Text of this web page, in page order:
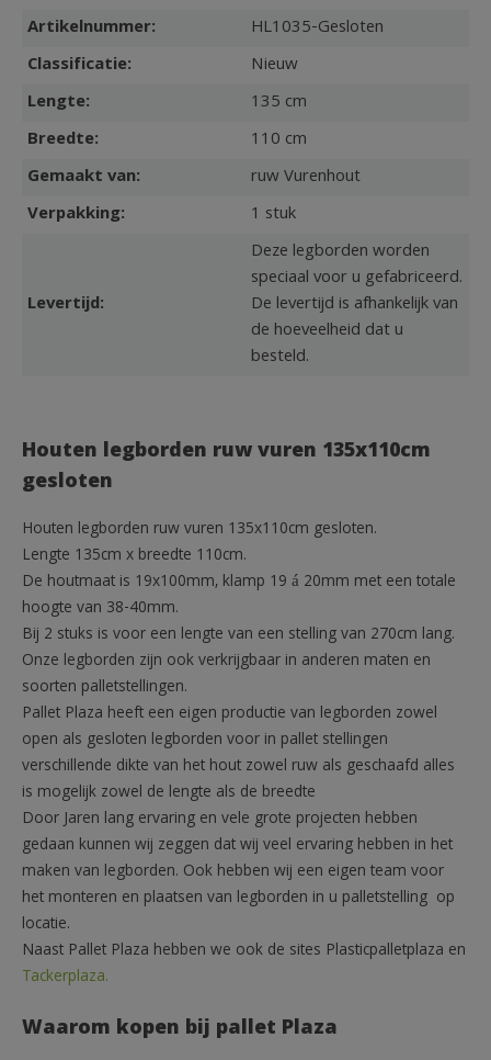
Artikelnummer:
HL1035-Gesloten
Classificatie:
Nieuw
Lengte:
135 cm
Breedte:
110 cm
Gemaakt van:
ruw Vurenhout
Verpakking:
1 stuk
Levertijd:
Deze legborden worden
speciaal voor u gefabriceerd.
De levertijd is afhankelijk van
de hoeveelheid dat u
besteld.
Houten legborden ruw vuren 135x110cm
gesloten
Houten legborden ruw vuren 135x110cm gesloten.
Lengte 135cm x breedte 110cm.
De houtmaat is 19x100mm, klamp 19 á 20mm met een totale
hoogte van 38-40mm.
Bij 2 stuks is voor een lengte van een stelling van 270cm lang.
Onze legborden zijn ook verkrijgbaar in anderen maten en
soorten palletstellingen.
Pallet Plaza heeft een eigen productie van legborden zowel
open als gesloten legborden voor in pallet stellingen
verschillende dikte van het hout zowel ruw als geschaafd alles
is mogelijk zowel de lengte als de breedte
Door Jaren lang ervaring en vele grote projecten hebben
gedaan kunnen wij zeggen dat wij veel ervaring hebben in het
maken van legborden. Ook hebben wij een eigen team voor
het monteren en plaatsen van legborden in u palletstelling op
locatie.
Naast Pallet Plaza hebben we ook de sites Plasticpalletplaza en
Tackerplaza.
Waarom kopen bij pallet Plaza